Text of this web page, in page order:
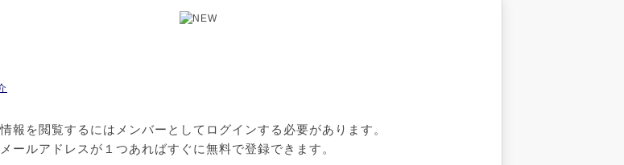
報を閲覧するにはメンバーとしてログインする必要があります。
メールアドレスが１つあればすぐに無料で登録できます。